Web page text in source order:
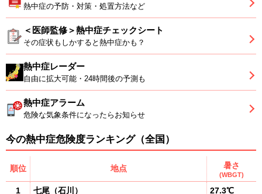
熱中症の予防・対策・処置方法など
＜医師監修＞熱中症チェックシート
その症状もしかすると熱中症かも？
熱中症レーダー
自由に拡大可能・24時間後の予測も
熱中症アラーム
危険な気象条件になったらお知らせ
今の熱中症危険度ランキング（全国）
順位 地点 暑さ
(WBGT)
1 七尾 （石川 ） 27.3℃